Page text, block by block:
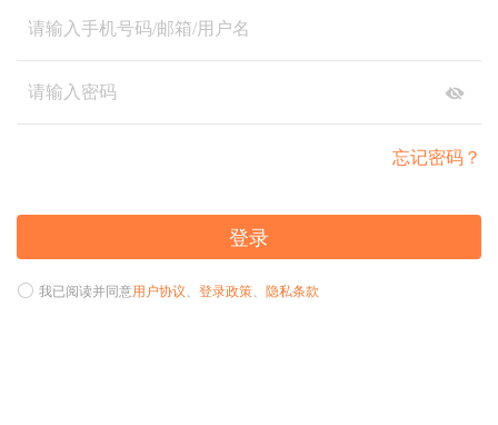
忘记密码？
登录
我已阅读并同意用户协议、 登录政策、 隐私条款